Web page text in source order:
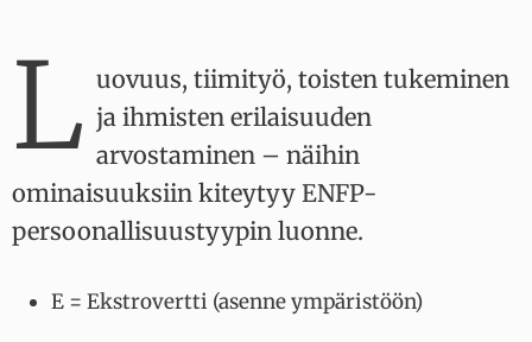
L uovuus, tiimityö, toisten tukeminen
ja ihmisten erilaisuuden
arvostaminen – näihin
ominaisuuksiin kiteytyy ENFP-
persoonallisuustyypin luonne.
E = Ekstrovertti (asenne ympäristöön)